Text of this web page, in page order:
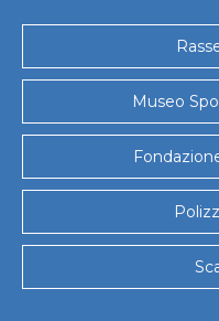
La
La
Museo